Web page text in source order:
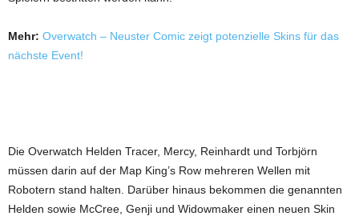
Mehr: Overwatch – Neuster Comic zeigt potenzielle Skins für das
nächste Event!
Die Overwatch Helden Tracer, Mercy, Reinhardt und Torbjörn
müssen darin auf der Map King’s Row mehreren Wellen mit
Robotern stand halten. Darüber hinaus bekommen die genannten
Helden sowie McCree, Genji und Widowmaker einen neuen Skin